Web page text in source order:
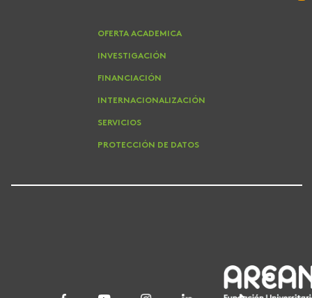
OFERTA ACADEMICA
INVESTIGACIÓN
FINANCIACIÓN
INTERNACIONALIZACIÓN
SERVICIOS
PROTECCIÓN DE DATOS